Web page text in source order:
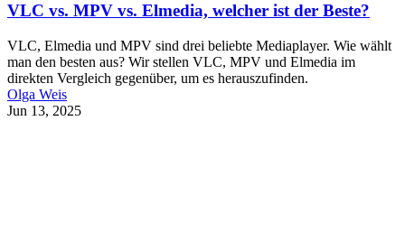
VLC vs. MPV vs. Elmedia, welcher ist der Beste?
VLC, Elmedia und MPV sind drei beliebte Mediaplayer. Wie wählt
man den besten aus? Wir stellen VLC, MPV und Elmedia im
direkten Vergleich gegenüber, um es herauszufinden.
Olga Weis
Jun 13, 2025